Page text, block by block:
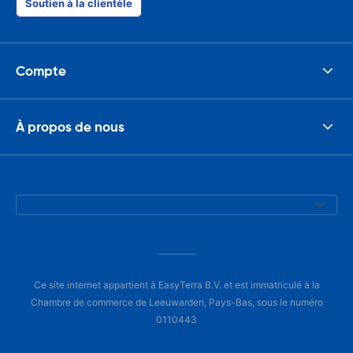
Soutien à la clientèle
Compte
À propos de nous
Ce site internet appartient à EasyTerra B.V. et est immatriculé à la
Chambre de commerce de Leeuwarden, Pays-Bas, sous le numéro
0110443